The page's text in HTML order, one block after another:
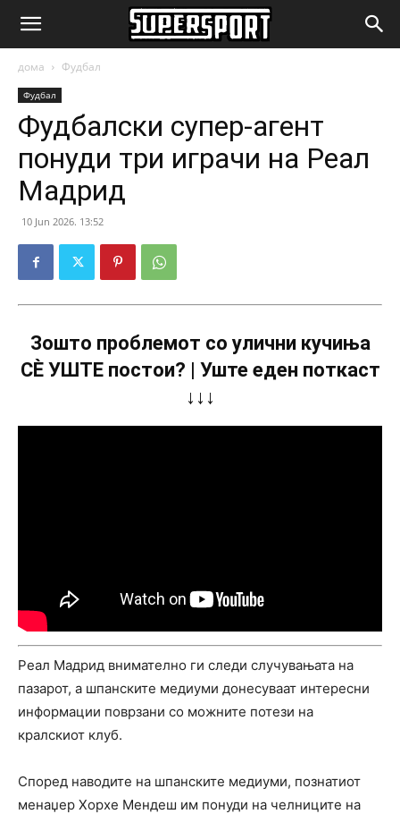
SuperSport.mk
дома Фудбал
Фудбал
Фудбалски супер-агент
понуди три играчи на Реал
Мадрид
10 Jun 2026. 13:52
Зошто проблемот со улични кучиња
СÈ УШТЕ постои? | Уште еден поткаст
↓↓↓
Реал Мадрид внимателно ги следи случувањата на
пазарот, а шпанските медиуми донесуваат интересни
информации поврзани со можните потези на
кралскиот клуб.
Според наводите на шпанските медиуми, познатиот
менаџер Хорхе Мендеш им понуди на челниците на